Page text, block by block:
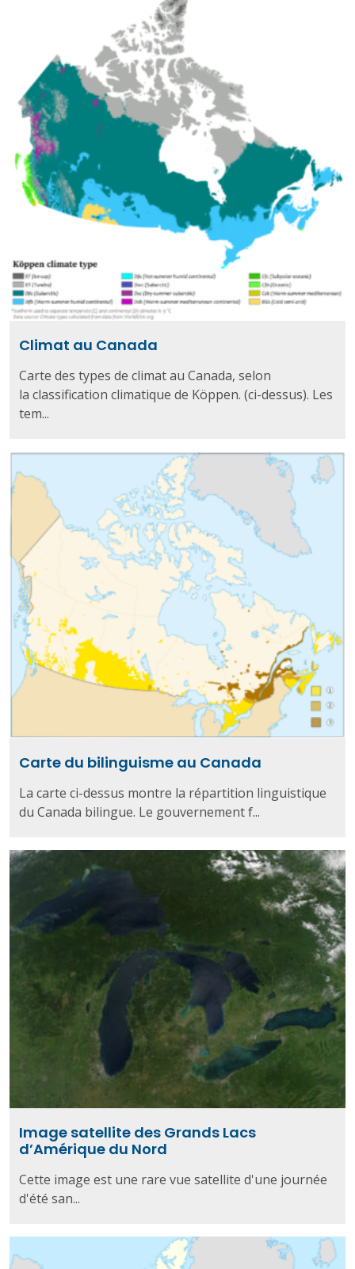
Climat au Canada
Carte des types de climat au Canada, selon
la classification climatique de Köppen. (ci-dessus). Les
tem...
Carte du bilinguisme au Canada
La carte ci-dessus montre la répartition linguistique
du Canada bilingue. Le gouvernement f...
Image satellite des Grands Lacs
d’Amérique du Nord
Cette image est une rare vue satellite d'une journée
d'été san...